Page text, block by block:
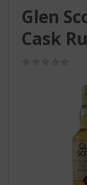
Glen
Cask